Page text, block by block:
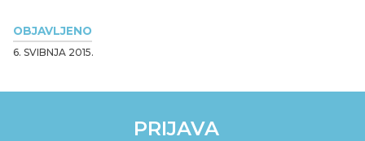
OBJAVLJENO
6. SVIBNJA 2015.
PRIJAVA